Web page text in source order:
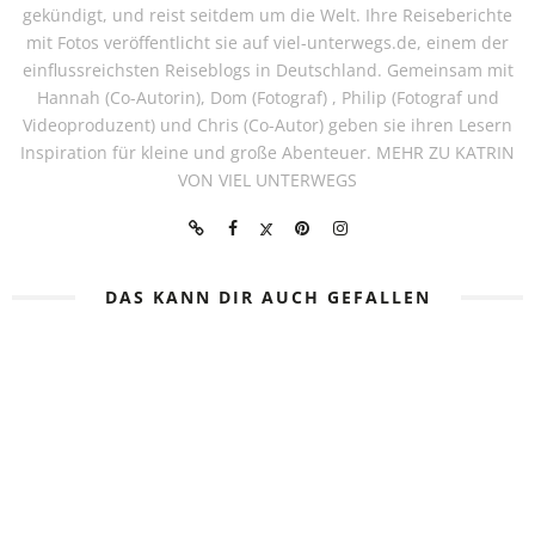
gekündigt, und reist seitdem um die Welt. Ihre Reiseberichte
mit Fotos veröffentlicht sie auf viel-unterwegs.de, einem der
einflussreichsten Reiseblogs in Deutschland. Gemeinsam mit
Hannah (Co-Autorin), Dom (Fotograf) , Philip (Fotograf und
Videoproduzent) und Chris (Co-Autor) geben sie ihren Lesern
Inspiration für kleine und große Abenteuer. MEHR ZU KATRIN
VON VIEL UNTERWEGS
DAS KANN DIR AUCH GEFALLEN